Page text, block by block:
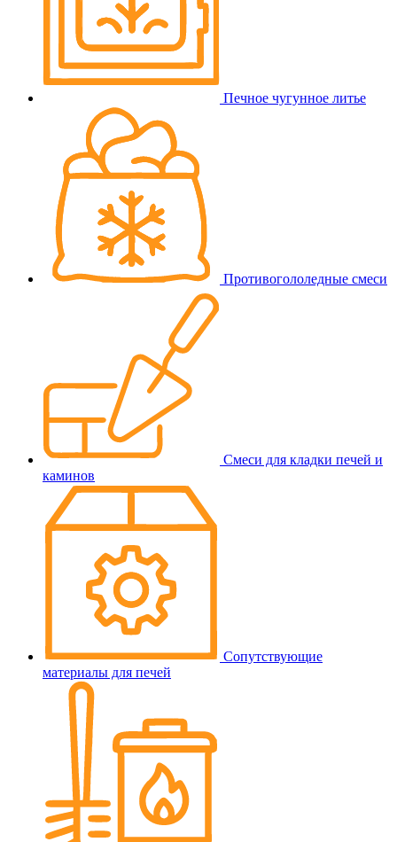
Печное чугунное литье
Противогололедные смеси
Смеси для кладки печей и
каминов
Сопутствующие
материалы для печей